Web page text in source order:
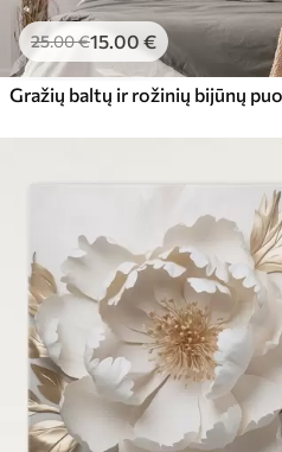
25.00€15.00 €